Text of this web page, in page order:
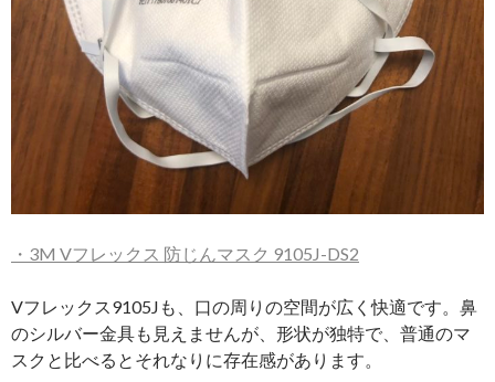
・ 3M Vフレックス 防じんマスク 9105J-DS2
Vフレックス9105Jも、口の周りの空間が広く快適です。鼻
のシルバー金具も見えませんが、形状が独特で、普通のマ
スクと比べるとそれなりに存在感があります。